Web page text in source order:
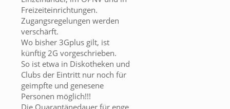
Freizeiteinrichtungen.
Zugangsregelungen werden
verschärft.
Wo bisher 3Gplus gilt, ist
künftig 2G vorgeschrieben.
So ist etwa in Diskotheken und
Clubs der Eintritt nur noch für
geimpfte und genesene
Personen möglich!!!